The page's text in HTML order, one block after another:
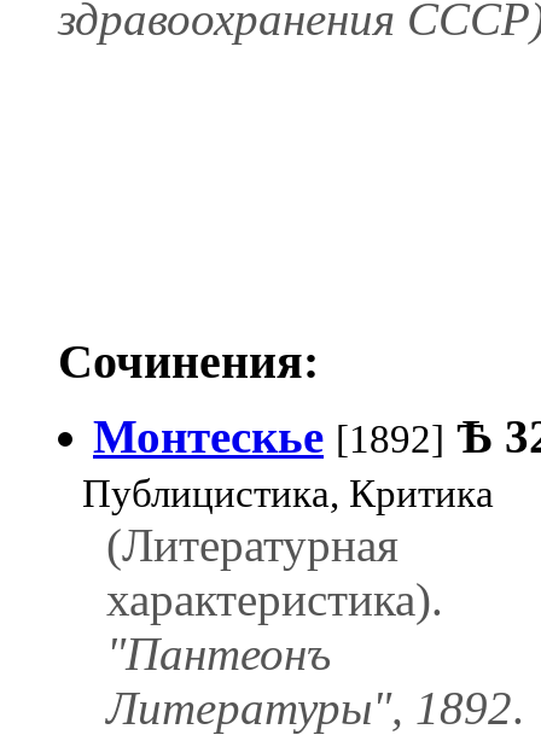
здравоохранения
Сочинения:
Монтескье [1892] Ѣ
Публицистика, Критика
(Литературная
характеристика).
"Пантеонъ
Литературы", 1892.